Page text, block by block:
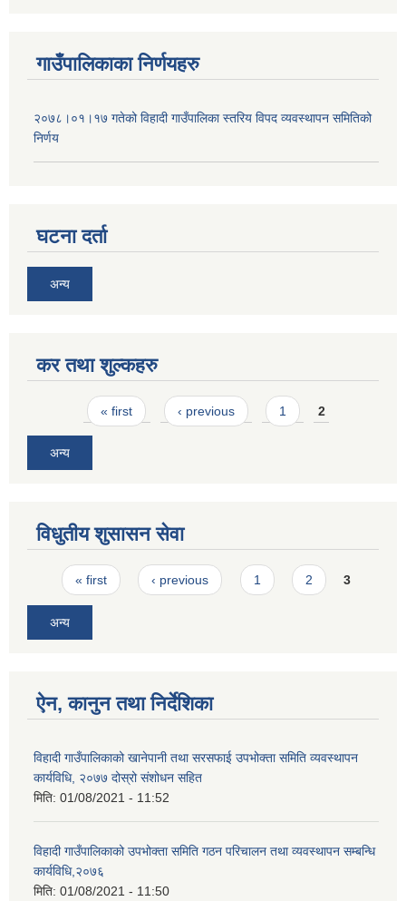
गाउँपालिकाका निर्णयहरु
२०७८।०१।१७ गतेको विहादी गाउँपालिका स्तरिय विपद व्यवस्थापन समितिको
निर्णय
घटना दर्ता
अन्य
कर तथा शुल्कहरु
Pages« first ‹ previous 1 2
अन्य
विधुतीय शुसासन सेवा
Pages
« first ‹ previous 1 2 3
अन्य
ऐन, कानुन तथा निर्देशिका
विहादी गाउँपालिकाको खानेपानी तथा सरसफाई उपभोक्ता समिति व्यवस्थापन
कार्यविधि, २०७७ दोस्रो संशोधन सहित
मिति: 01/08/2021 - 11:52
विहादी गाउँपालिकाको उपभोक्ता समिति गठन परिचालन तथा व्यवस्थापन सम्बन्धि
कार्यविधि,२०७६
मिति: 01/08/2021 - 11:50